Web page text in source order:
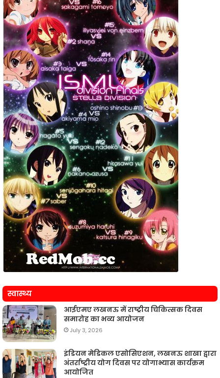
स्वास्थ्य
आईएमए लखनऊ में राष्ट्रीय चिकित्सक दिवस
समारोह का भव्य आयोजन
July 3, 2026
इंडियन मेडिकल एसोसिएशन, लखनऊ शाखा द्वारा
अंतर्राष्ट्रीय योग दिवस पर योगाभ्यास कार्यक्रम
आयोजित